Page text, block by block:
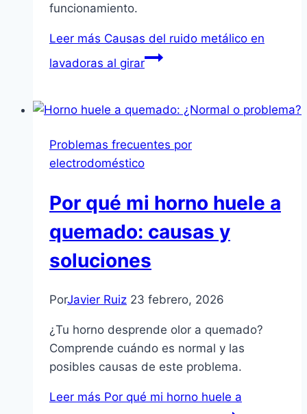
funcionamiento.
Leer más Causas del ruido metálico en
lavadoras al girar
Problemas frecuentes por
electrodoméstico
Por qué mi horno huele a
quemado: causas y
soluciones
PorJavier Ruiz 23 febrero, 2026
¿Tu horno desprende olor a quemado?
Comprende cuándo es normal y las
posibles causas de este problema.
Leer más Por qué mi horno huele a